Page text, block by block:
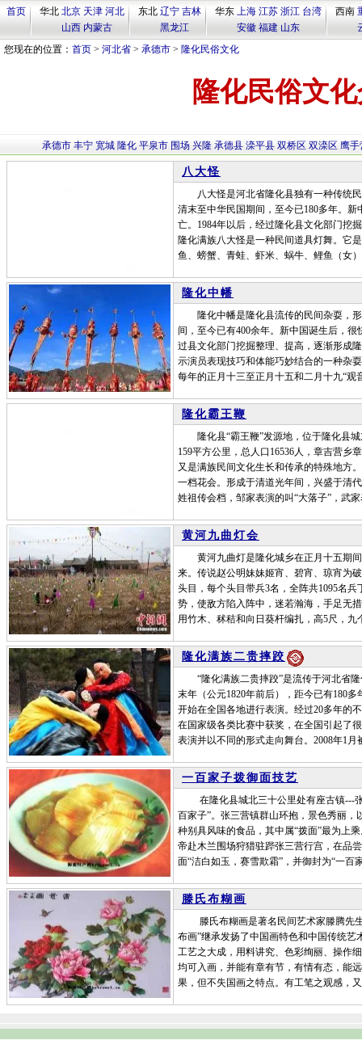
首页 华北 北京 天津 河北
山西 内蒙古
东北 辽宁 吉林
黑龙江
华东 上海 江苏 浙江 台湾
安徽 福建 山东
西南
您现在的位置： 首页 > 河北省 > 承德市 > 隆化民俗文化
隆化民俗文
承德市 丰宁 宽城 隆化 平泉市 围场 兴隆 承德县 滦平县 双桥区 双滦区 鹰手
八大怪
八大怪是河北省隆化县独有一种传统民
清末至中华民国期间，至今已180多年。
亡。1984年以后，经过隆化县文化部门挖
隆化满族八大怪是一种民间道具灯舞。它
鱼、螃蟹、青蛙、虾米、蜗牛、鲤鱼（女
隆化中幡
隆化中幡是隆化县流传的民间杂耍，形
间，至今已有400余年。新中国诞生后，
过县文化部门挖掘整理、提高，逐渐形成
示演员表现技巧和体能巧妙结合的一种杂
每年的正月十三至正月十五和二月十九“
隆化霸王鞭
隆化县“霸王鞭”发源地，位于隆化县城
159平方公里，总人口16536人，章吉营乡
又是满族民间文化生长和传承的特殊地方
一档花会。形成于清道光年间，兴盛于清
姓祖传会档，邹家表演的叫“大落子”，武
黄河九曲灯会
黄河九曲灯是隆化城乡在正月十五期间
来。传说赵公明妹妹姬宵、碧宵、琼宵为
头目，每个头目带兵3名，全阵共1095名
势，使敌方陷入阵中，迷若瀚海，手足无
用竹木、秫秸和向日葵杆编扎，高5尺，
隆化满族二贵摔跤
“隆化满族二贵摔跤”是流传于河北省隆
末年（公元1820年前后），距今已有180
开始在全国各地进行表演。经过20多年的
在国家级各类比赛中获奖，在全国引起了
表演并以不同的形式走向舞台。2008年1
一百家子拨御面技艺
在隆化县城北三十公里处有座古镇---张
百家子”。张三营镇群山环抱，景色秀丽，
种别具风味的食品，其中属“拨面”最为上
帝赴木兰围场狩猎驻跸张三营行宫，在品
面“洁白如玉，赛雪欺霜”，并御封为“一
滕氏布糊画
滕氏布糊画是著名民间艺术家滕腾先生
布画”继承发扬了中国画特色和中国传统
工艺之大成，用料讲究、色彩绚丽、操作
均可入画，并能有章有节，有情有态，能
果，但不失国画之特点。有工笔之观感，